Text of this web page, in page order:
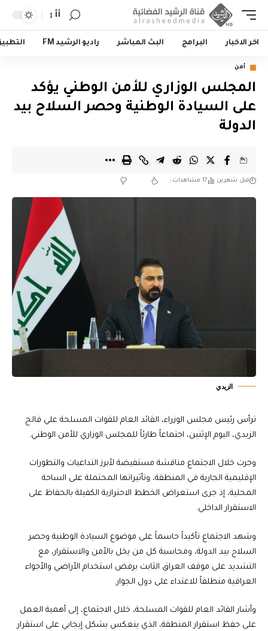
أأ
اخر الاخبار البرامج البث المباشر راديو الرشيد FM
أمن
المجلس الوزاري للأمن الوطني يؤكد
على السيادة الوطنية وحصر السلاح بيد
الدولة
قبل شهرين 17 مشاهدات
الزيدي
ترأس رئيس مجلس الوزراء، القائد العام للقوات المسلحة علي فالح
الزيدي، اليوم الإثنين، اجتماعاً طارئاً للمجلس الوزاري للأمن الوطني.
​وجرت خلال الاجتماع مناقشة مستفيضة لأبرز التداعيات والتطورات
الإقليمية الجارية في المنطقة، وتأثيراتها المحتملة على الساحة
المحلية، إذ جرى استعراض الخطط الاحترازية الكفيلة بالحفاظ على
الاستقرار الداخلي.
وشهد الاجتماع تأكيداً حاسماً على موضوع السيادة الوطنية وحصر
السلاح بيد الدولة، ومحاسبة كل من يخل بالأمن والاستقرار، مع
التشديد على موقف العراق الثابت برفض استخدام الأراضي والأجواء
العراقية منطلقاً للاعتداء على دول الجوار.
​وأشار القائد العام للقوات المسلحة، خلال الاجتماع، إلى أهمية العمل
على حفظ استقرار المنطقة، الذي ينعكس بشكل إيجابي على استقرار